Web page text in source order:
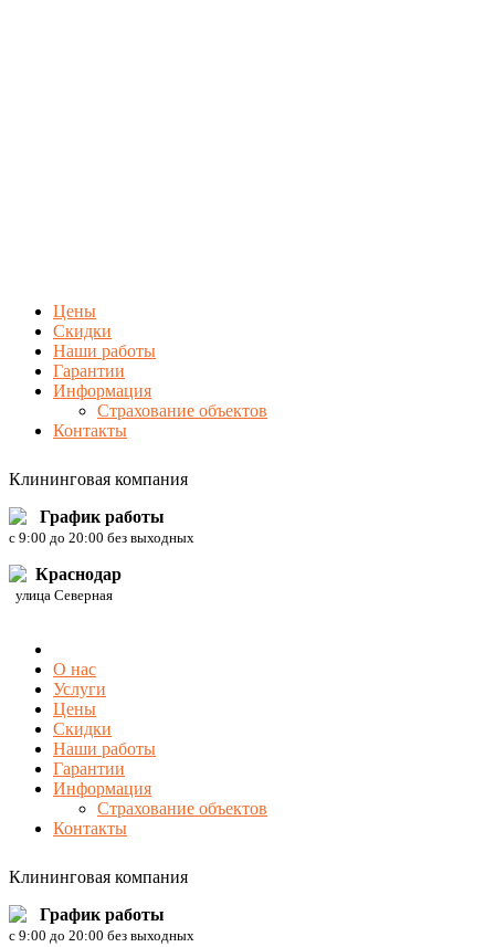
Цены
Скидки
Наши работы
Гарантии
Информация
Страхование объектов
Контакты
Клининговая компания
График работы
c 9:00 до 20:00 без выходных
Краснодар
улица Северная
О нас
Услуги
Цены
Скидки
Наши работы
Гарантии
Информация
Страхование объектов
Контакты
Клининговая компания
График работы
c 9:00 до 20:00 без выходных